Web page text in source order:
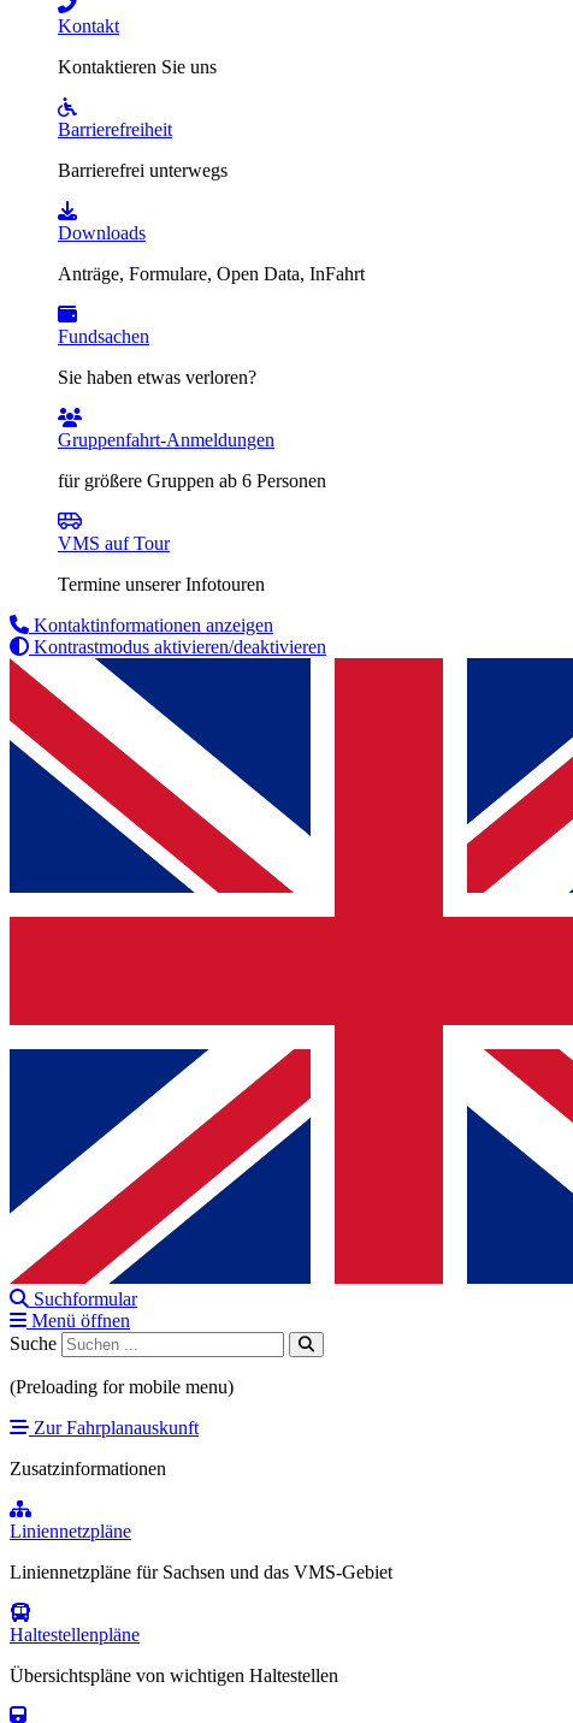
Kontakt
Kontaktieren Sie uns
Barrierefreiheit
Barrierefrei unterwegs
Downloads
Anträge, Formulare, Open Data, InFahrt
Fundsachen
Sie haben etwas verloren?
Gruppenfahrt-Anmeldungen
für größere Gruppen ab 6 Personen
VMS auf Tour
Termine unserer Infotouren
Kontaktinformationen anzeigen
Kontrastmodus aktivieren/deaktivieren
Suchformular
Menü öffnen
Suche
(Preloading for mobile menu)
Zur Fahrplanauskunft
Zusatzinformationen
Liniennetzpläne
Liniennetzpläne für Sachsen und das VMS-Gebiet
Haltestellenpläne
Übersichtspläne von wichtigen Haltestellen